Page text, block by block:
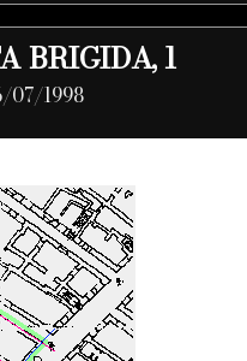
BRIGIDA, 1
07/1998